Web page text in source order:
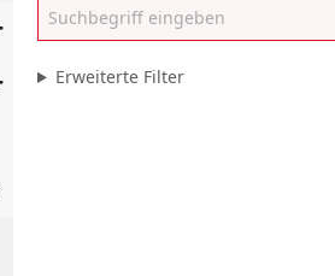
Erweiterte Filter